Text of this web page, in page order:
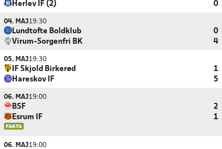
Herlev IF (2)
0
04. MAJ19:30
Lundtofte Boldklub
0
Virum-Sorgenfri BK
4
05. MAJ19:30
IF Skjold Birkerød
1
Hareskov IF
5
06. MAJ19:00
BSF
2
Esrum IF
1
06. MAJ19:00